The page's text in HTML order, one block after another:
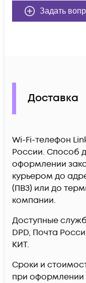
Задать
Доставка
Wi-Fi-телефон
России. Способ
оформлении
курьером до
(ПВЗ) или до
компании.
Доступные
DPD, Почта
КИТ.
Сроки и
при оформлении